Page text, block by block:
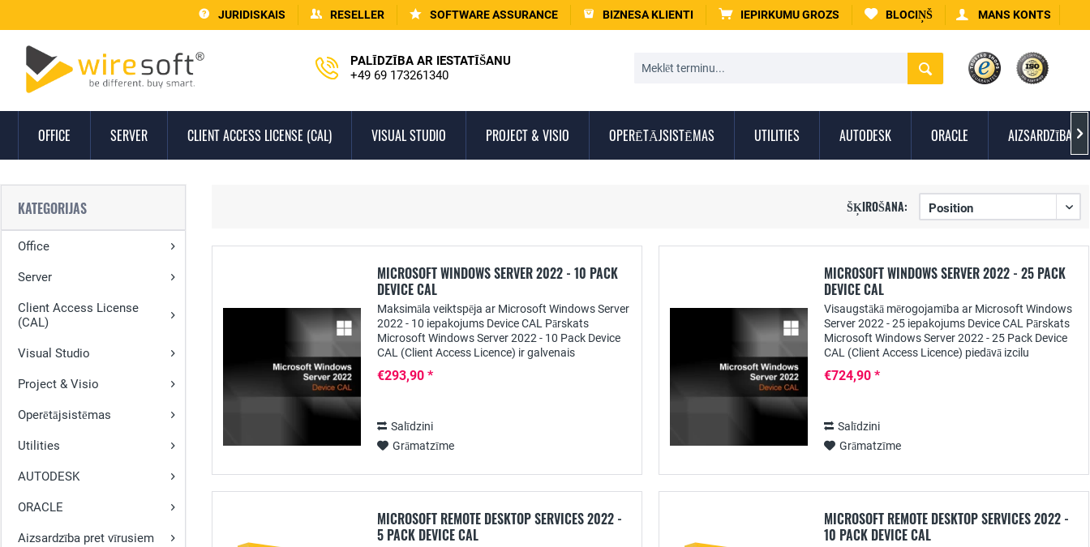
JURIDISKAIS RESELLER SOFTWARE ASSURANCE BIZNESA KLIENTI IEPIRKUMU GROZS BLOCIŅŠ MANS KONTS
PALĪDZĪBA AR IESTATĪŠANU
+49 69 173261340
OFFICE SERVER CLIENT ACCESS LICENSE (CAL) VISUAL STUDIO PROJECT & VISIO OPERĒTĀJSISTĒMAS UTILITIES AUTODESK ORACLE AIZSARDZĪBA 
KATEGORIJAS
Office
Server
Client Access License
(CAL)
Visual Studio
Project & Visio
Operētājsistēmas
Utilities
AUTODESK
ORACLE
Aizsardzība pret vīrusiem
ŠĶIROŠANA:
MICROSOFT WINDOWS SERVER 2022 - 10 PACK
DEVICE CAL
Maksimāla veiktspēja ar Microsoft Windows Server
2022 - 10 iepakojums Device CAL Pārskats
Microsoft Windows Server 2022 - 10 Pack Device
CAL (Client Access Licence) ir galvenais
jaudīga un...
€293,90 *
Salīdzini
Grāmatzīme
MICROSOFT WINDOWS SERVER 2022 - 25 PACK
DEVICE CAL
Visaugstākā mērogojamība ar Microsoft Windows
Server 2022 - 25 iepakojums Device CAL Pārskats
Microsoft Windows Server 2022 - 25 Pack Device
CAL (Client Access Licence) piedāvā izcilu
€724,90 *
Salīdzini
Grāmatzīme
MICROSOFT REMOTE DESKTOP SERVICES 2022 -
5 PACK DEVICE CAL
MICROSOFT REMOTE DESKTOP SERVICES 2022 -
10 PACK DEVICE CAL